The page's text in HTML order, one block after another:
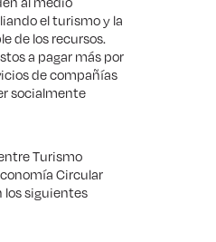
el turismo y la
de los recursos.
a pagar más por
de compañías
socialmente
Turismo
Circular
los siguientes